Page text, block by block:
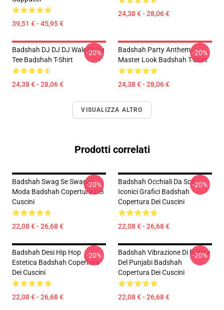
39,51 € - 45,95 €
24,38 € - 28,06 €
Badshah DJ DJ DJ Wale Babu
Tee Badshah T-Shirt
24,38 € - 28,06 €
-20%
Badshah Party Anthem
Master Look Badshah T-Shirt
24,38 € - 28,06 €
-20%
VISUALIZZA ALTRO
Prodotti correlati
Badshah Swag Se Swagat
Moda Badshah Copertura Dei
Cuscini
22,08 € - 26,68 €
-20%
Badshah Occhiali Da Sole
Iconici Grafici Badshah
Copertura Dei Cuscini
22,08 € - 26,68 €
-20%
Badshah Desi Hip Hop
Estetica Badshah Copertura
Dei Cuscini
22,08 € - 26,68 €
-20%
Badshah Vibrazione Di Potere
Del Punjabi Badshah
Copertura Dei Cuscini
22,08 € - 26,68 €
-20%